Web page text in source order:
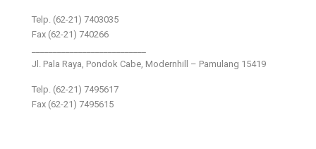
Telp. (62-21) 7403035
Fax (62-21) 740266
Jl. Pala Raya, Pondok Cabe, Modernhill – Pamulang 15419
Telp. (62-21) 7495617
Fax (62-21) 7495615